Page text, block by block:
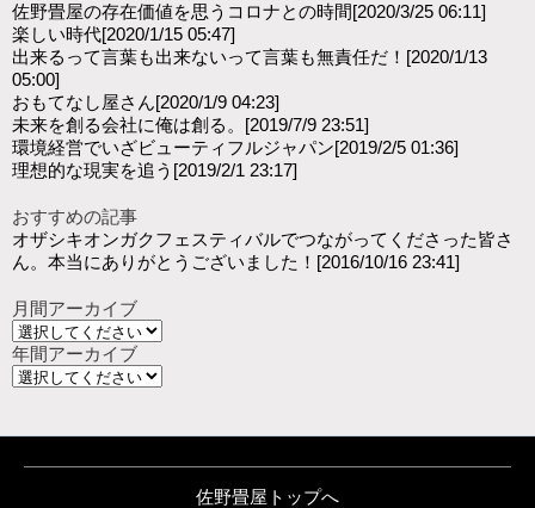
佐野畳屋の存在価値を思うコロナとの時間[2020/3/25 06:11]
楽しい時代[2020/1/15 05:47]
出来るって言葉も出来ないって言葉も無責任だ！ [2020/1/13
05:00]
おもてなし屋さん[2020/1/9 04:23]
未来を創る会社に俺は創る。 [2019/7/9 23:51]
環境経営でいざビューティフルジャパン[2019/2/5 01:36]
理想的な現実を追う [2019/2/1 23:17]
おすすめの記事
オザシキオンガクフェスティバルでつながってくださった皆さ
ん。本当にありがとうございました！ [2016/10/16 23:41]
月間アーカイブ
年間アーカイブ
佐野畳屋トップへ